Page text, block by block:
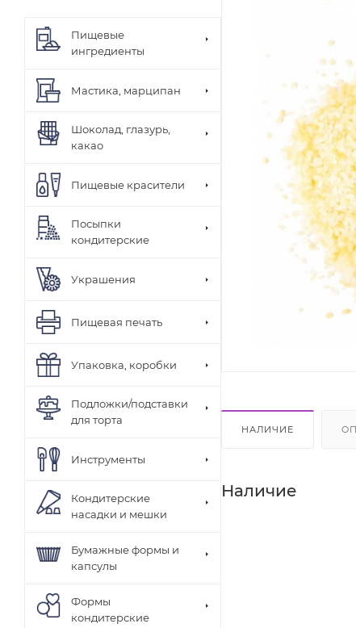
НАЛИЧИЕ
Наличие
Пищевые
ингредиенты
Мастика, марципан
Шоколад, глазурь,
какао
Пищевые красители
Посыпки
кондитерские
Украшения
Пищевая печать
Упаковка, коробки
Подложки/подставки
для торта
Инструменты
Кондитерские
насадки и мешки
Бумажные формы и
капсулы
Формы
кондитерские